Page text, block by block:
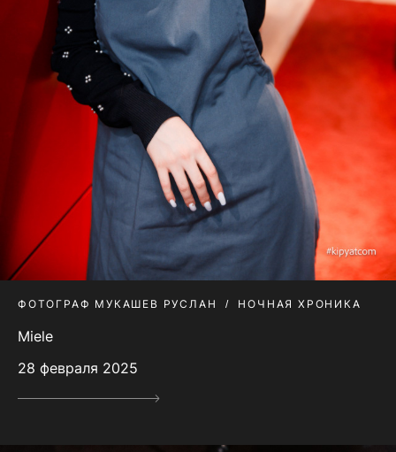
ФОТОГРАФ МУКАШЕВ РУСЛАН НОЧНАЯ ХРОНИКА
Miele
28 февраля 2025